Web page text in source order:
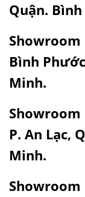
Quận.
Showroom
Bình
Minh.
Showroom
P. An Lạc,
Minh.
Showroom